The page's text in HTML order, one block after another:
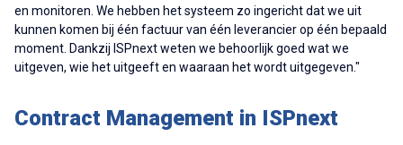
en monitoren. We hebben het systeem zo ingericht dat we uit
kunnen komen bij één factuur van één leverancier op één bepaald
moment. Dankzij ISPnext weten we behoorlijk goed wat we
uitgeven, wie het uitgeeft en waaraan het wordt uitgegeven."
Contract Management in ISPnext